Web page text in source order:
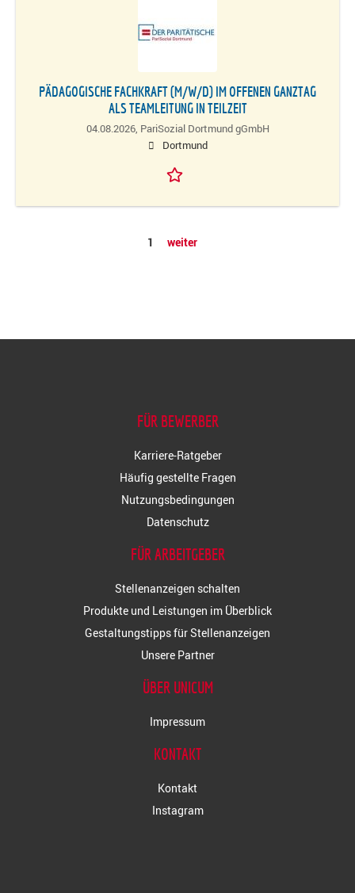
PÄDAGOGISCHE FACHKRAFT (M/W/D) IM OFFENEN GANZTAG
ALS TEAMLEITUNG IN TEILZEIT
04.08.2026, PariSozial Dortmund gGmbH
Dortmund
1 weiter
FÜR BEWERBER
Karriere-Ratgeber
Häufig gestellte Fragen
Nutzungsbedingungen
Datenschutz
FÜR ARBEITGEBER
Stellenanzeigen schalten
Produkte und Leistungen im Überblick
Gestaltungstipps für Stellenanzeigen
Unsere Partner
ÜBER UNICUM
Impressum
KONTAKT
Kontakt
Instagram